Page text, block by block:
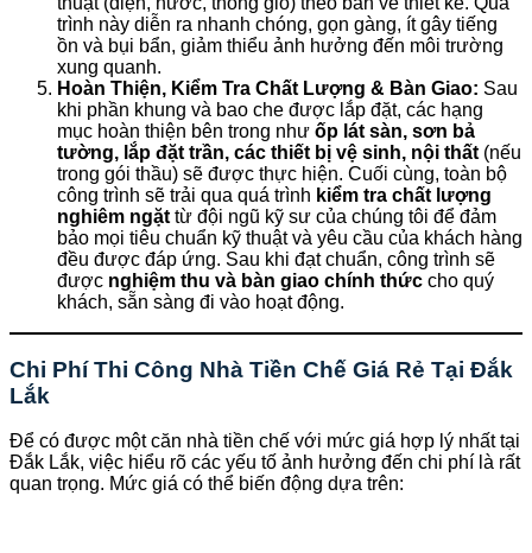
trình này diễn ra nhanh chóng, gọn gàng, ít gây tiếng
ồn và bụi bẩn, giảm thiểu ảnh hưởng đến môi trường
xung quanh.
Hoàn Thiện, Kiểm Tra Chất Lượng & Bàn Giao: Sau
khi phần khung và bao che được lắp đặt, các hạng
mục hoàn thiện bên trong như ốp lát sàn, sơn bả
tường, lắp đặt trần, các thiết bị vệ sinh, nội thất (nếu
trong gói thầu) sẽ được thực hiện. Cuối cùng, toàn bộ
công trình sẽ trải qua quá trình kiểm tra chất lượng
nghiêm ngặt từ đội ngũ kỹ sư của chúng tôi để đảm
bảo mọi tiêu chuẩn kỹ thuật và yêu cầu của khách hàng
đều được đáp ứng. Sau khi đạt chuẩn, công trình sẽ
được nghiệm thu và bàn giao chính thức cho quý
khách, sẵn sàng đi vào hoạt động.
Chi Phí Thi Công Nhà Tiền Chế Giá Rẻ Tại Đắk
Lắk
Để có được một căn nhà tiền chế với mức giá hợp lý nhất tại
Đắk Lắk, việc hiểu rõ các yếu tố ảnh hưởng đến chi phí là rất
quan trọng. Mức giá có thể biến động dựa trên: